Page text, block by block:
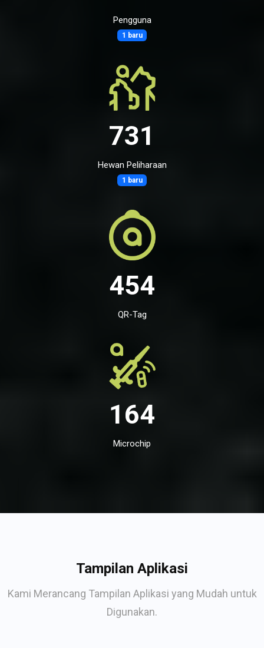
Pengguna
1 baru
731
Hewan Peliharaan
1 baru
454
QR-Tag
164
Microchip
Tampilan Aplikasi
Kami Merancang Tampilan Aplikasi yang Mudah untuk
Digunakan.